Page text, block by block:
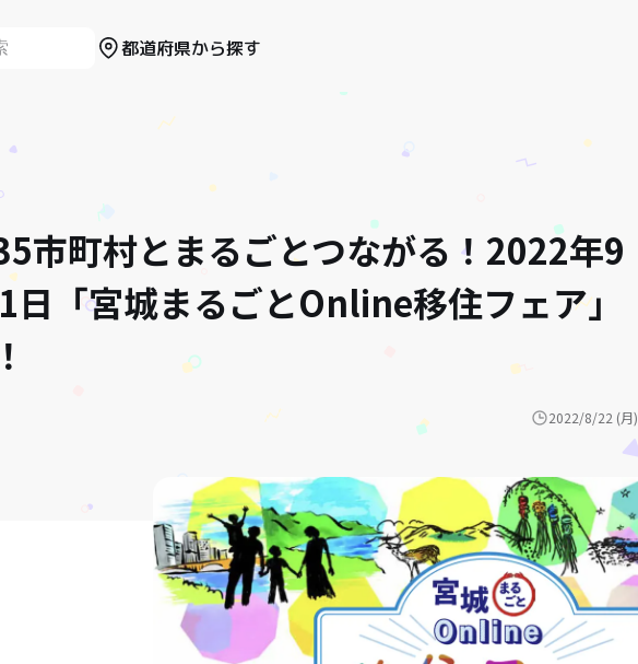
都道府県から探す
市町村とまるごとつながる！2022年9
「宮城まるごとOnline移住フェア」
2022/8/22 (月)